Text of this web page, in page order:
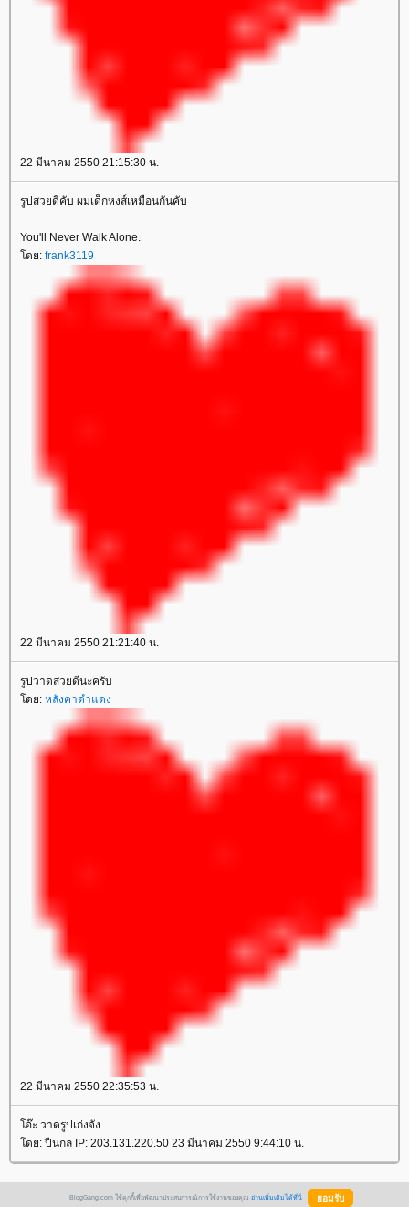
22 มีนาคม 2550 21:15:30 น.
รูปสวยดีคับ ผมเด็กหงส์เหมือนกันคับ
You'll Never Walk Alone.
ดย: frank3119
22 มีนาคม 2550 21:21:40 น.
รูปวาดสวยดีนะครับ
ดย: หลังคาดำแดง
22 มีนาคม 2550 22:35:53 น.
อ๊ะ วาดรูปเก่งจัง
ดย: ปืนกล IP: 203.131.220.50 23 มีนาคม 2550 9:44:10 น.
BlogGang.com ใช้คุกกี้เพื่อพัฒนาประสบการณ์การใช้งานของคุณ อ่านเพิ่มเติมได้ที่นี่